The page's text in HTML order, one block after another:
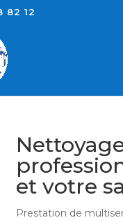
82 12
et votre
Prestation de